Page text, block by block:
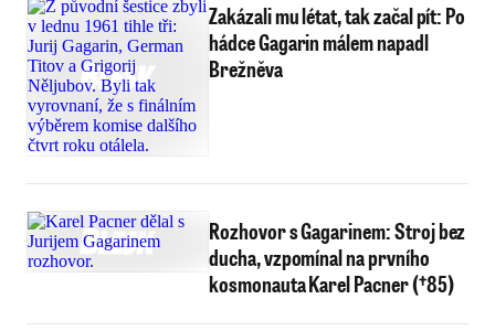
Zakázali mu létat, tak začal pít: Po
hádce Gagarin málem napadl
Brežněva
Rozhovor s Gagarinem: Stroj bez
ducha, vzpomínal na prvního
kosmonauta Karel Pacner (†85)